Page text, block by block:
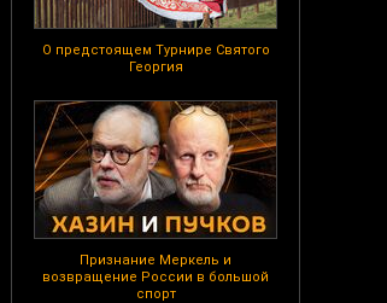
О предстоящем Турнире Святого
Георгия
Признание Меркель и
возвращение России в большой
спорт